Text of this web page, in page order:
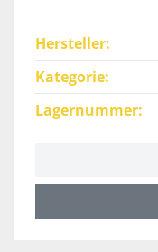
Hersteller
Kategorie
Lagernummer